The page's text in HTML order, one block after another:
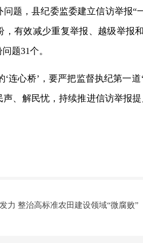
题，县纪委监委建立信访举报
有效减少重复举报、越级举报
题31个。
连心桥’，要严把监督执纪第一
、解民忧，持续推进信访举报
力 整治高标准农田建设领域“微腐败”